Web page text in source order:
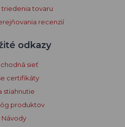
triedenia tovaru
recenzií
odkazy
sieť
certifikáty
stiahnutie
produktov
Návody